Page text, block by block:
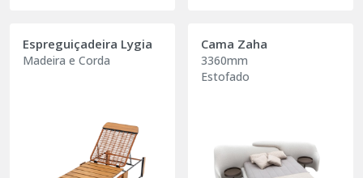
Espreguiçadeira Lygia
Madeira e Corda
Cama Zaha
3360mm
Estofado